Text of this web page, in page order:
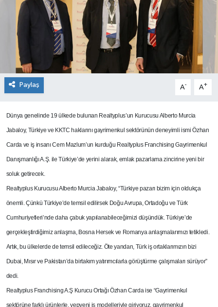
Paylaş A- A+
Dünya genelinde 19 ülkede bulunan Realtyplus’un Kurucusu Alberto Murcia
Jabaloy, Türkiye ve KKTC haklarını gayrimenkul sektörünün deneyimli ismi Özhan
Carda ve iş insanı Cem Mazlum’un kurduğu Realtyplus Franchising Gayrimenkul
Danışmanlığı A.Ş. ile Türkiye’de yerini alarak, emlak pazarlama zincirine yeni bir
soluk getirecek.
Realtyplus Kurucusu Alberto Murcia Jabaloy, “Türkiye pazarı bizim için oldukça
önemli. Çünkü Türkiye’de temsil edilirsek Doğu Avrupa, Ortadoğu ve Türk
Cumhuriyetleri’nde daha çabuk yapılanabileceğimizi düşündük. Türkiye’de
gerçekleştirdiğimiz anlaşma, Bosna Hersek ve Romanya anlaşmalarımızı tetikledi.
Artık, bu ülkelerde de temsil edileceğiz. Öte yandan, Türk iş ortaklarımızın bizi
Dubai, Mısır ve Pakistan’da birtakım yatırımcılarla görüştürme çalışmaları sürüyor”
dedi.
Realtyplus Franchising A.Ş Kurucu Ortağı Özhan Carda ise “Gayrimenkul
sektörüne farklı ürünlerle, yepyeni iş modelleriyle giriyoruz, gayrimenkul
SÖYLEŞİ
YAŞAM